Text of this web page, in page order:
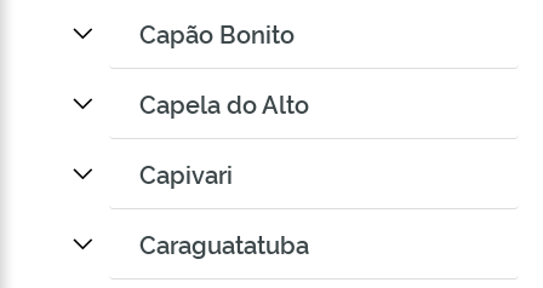
Capão Bonito
Capela do Alto
Capivari
Caraguatatuba